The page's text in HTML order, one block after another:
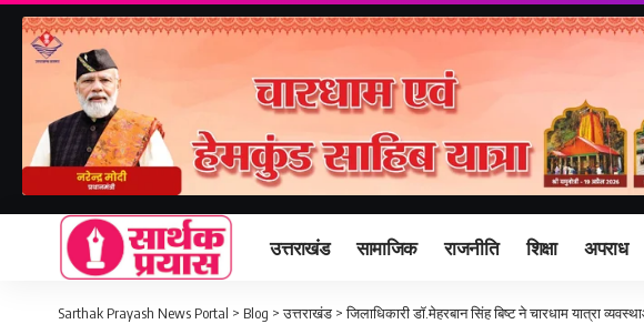
उत्तराखंड सामाजिक राजनीति शिक्षा अपराध
Sarthak Prayash News Portal > Blog >उत्तराखंड >जिलाधिकारी डॉ.मेहरबान सिंह बिष्ट ने चारधाम यात्रा